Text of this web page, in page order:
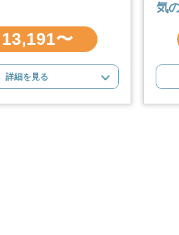
13,191〜
詳細を見る
気